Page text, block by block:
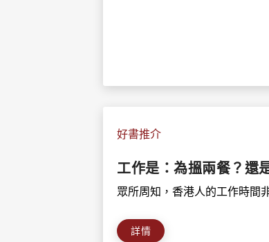
好書推介
工作是：為搵兩餐？還
眾所周知，香港人的工作時間
詳情